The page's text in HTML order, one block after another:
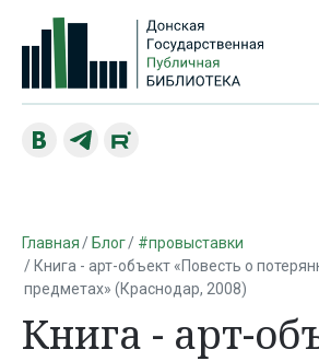
Главная Блог
#провыставки
Книга - арт-объект «Повесть о
предметах» (Краснодар, 2008)
Книга - арт-